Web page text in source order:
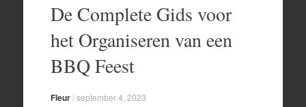
contentDe Complete Gids voor
het Organiseren van een
BBQ Feest
Fleur/september 4, 2023